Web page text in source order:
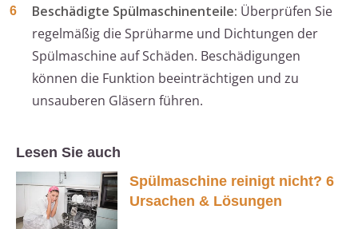
Beschädigte Spülmaschinenteile: Überprüfen Sie
regelmäßig die Sprüharme und Dichtungen der
Spülmaschine auf Schäden. Beschädigungen
können die Funktion beeinträchtigen und zu
unsauberen Gläsern führen.
Lesen Sie auch
Spülmaschine reinigt nicht? 6
Ursachen & Lösungen